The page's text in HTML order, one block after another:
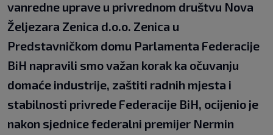
vanredne uprave u privrednom društvu Nova
Željezara Zenica d.o.o. Zenica u
Predstavničkom domu Parlamenta Federacije
BiH napravili smo važan korak ka očuvanju
domaće industrije, zaštiti radnih mjesta i
stabilnosti privrede Federacije BiH, ocijenio je
nakon sjednice federalni premijer Nermin